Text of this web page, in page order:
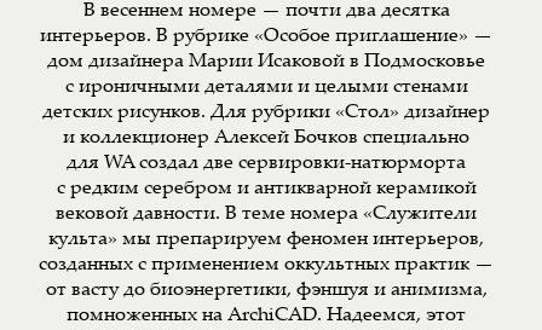
В весеннем номере — почти два десятка
интерьеров. В рубрике «Особое приглашение» —
дом дизайнера Марии Исаковой в Подмосковье
с ироничными деталями и целыми стенами
детских рисунков. Для рубрики «Стол» дизайнер
и коллекционер Алексей Бочков специально
для WA создал две сервировки-натюрморта
с редким серебром и антикварной керамикой
вековой давности. В теме номера «Служители
культа» мы препарируем феномен интерьеров,
созданных с применением оккультных практик —
от васту до биоэнергетики, фэншуя и анимизма,
помноженных на ArchiCAD. Надеемся, этот